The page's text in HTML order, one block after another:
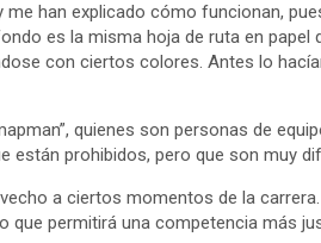
han explicado cómo funcionan,
es la misma hoja de ruta en papel
con ciertos colores. Antes lo
quienes son personas de
están prohibidos, pero que son muy
a ciertos momentos de la
permitirá una competencia más